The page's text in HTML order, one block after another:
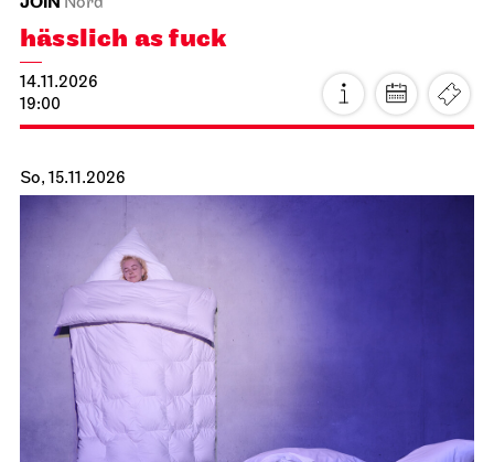
hässlich as fuck
14.11.2026
19:00
So, 15.11.2026